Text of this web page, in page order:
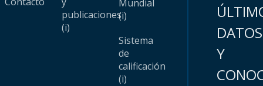
publicaciones
(i)
Mundial
(i)
Sistema
de
calificación
(i)
DATOS
Y